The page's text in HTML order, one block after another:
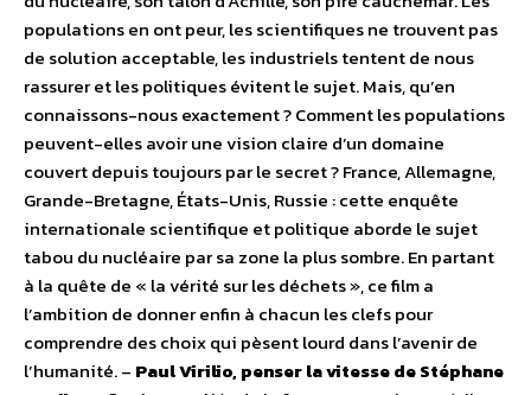
populations en ont peur, les scientifiques ne trouvent pas
de solution acceptable, les industriels tentent de nous
rassurer et les politiques évitent le sujet. Mais, qu’en
connaissons-nous exactement ? Comment les populations
peuvent-elles avoir une vision claire d’un domaine
couvert depuis toujours par le secret ? France, Allemagne,
Grande-Bretagne, États-Unis, Russie : cette enquête
internationale scientifique et politique aborde le sujet
tabou du nucléaire par sa zone la plus sombre. En partant
à la quête de « la vérité sur les déchets », ce film a
l’ambition de donner enfin à chacun les clefs pour
comprendre des choix qui pèsent lourd dans l’avenir de
l’humanité. – Paul Virilio, penser la vitesse de Stéphane